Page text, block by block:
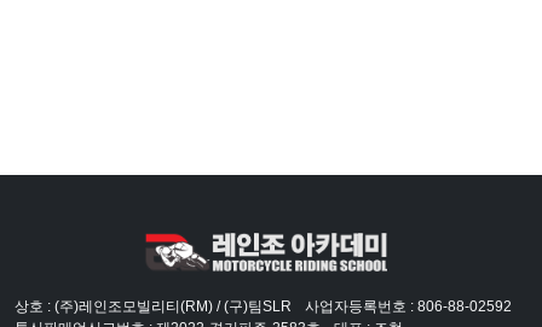
상호 : (주)레인조모빌리티(RM) / (구)팀SLR
사업자등록번호 : 806-88-02592